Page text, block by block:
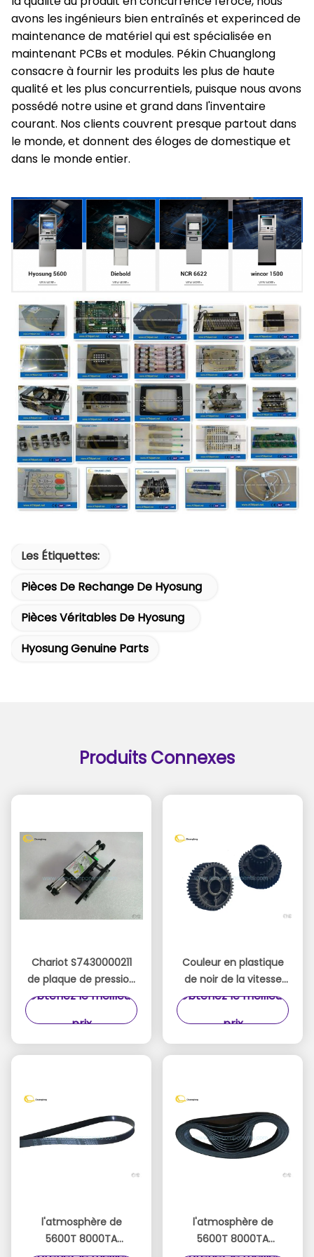
avons les ingénieurs bien entraînés et experinced de
maintenance de matériel qui est spécialisée en
maintenant PCBs et modules. Pékin Chuanglong
consacre à fournir les produits les plus de haute
qualité et les plus concurrentiels, puisque nous avons
possédé notre usine et grand dans l'inventaire
courant. Nos clients couvrent presque partout dans
le monde, et donnent des éloges de domestique et
dans le monde entier.
Les Étiquettes:
Pièces De Rechange De Hyosung
Pièces Véritables De Hyosung
Hyosung Genuine Parts
Produits Connexes
Chariot S7430000211
de plaque de pression
de cassette des
Nautilus Hyosung
Obtenez le meilleur
prix
Couleur en plastique
de noir de la vitesse
21T 42G de double de
cassette de pièces de
d'atmosphère de
Obtenez le meilleur
prix
l'atmosphère de
5600T 8000TA
l'atmosphère de
5600T 8000TA